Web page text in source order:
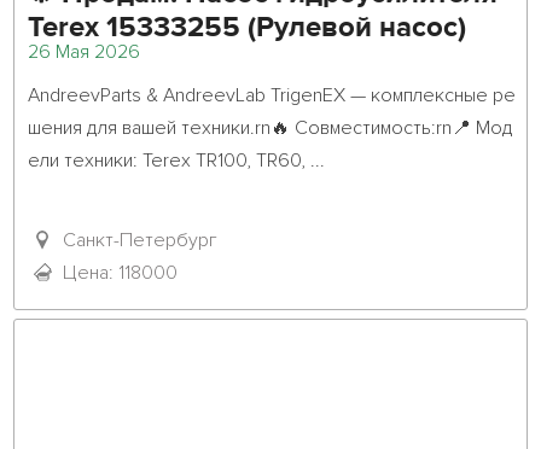
Terex 15333255 (Рулевой насос)
26 Мая 2026
AndreevParts & AndreevLab TrigenEX — комплексные ре
шения для вашей техники.rn🔥 Совместимость:rn📍 Мод
ели техники: Terex TR100, TR60, ...
Санкт-Петербург
Цена: 118000